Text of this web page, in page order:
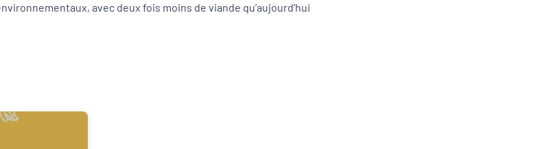
avec deux fois moins de viande qu’aujourd’hui